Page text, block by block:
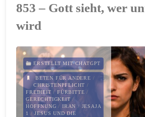
unsere
Verantwortung"
853 – Gott sieht, wer
wird
ERSTELLT MIT CHATGPT
BETEN FÜR ANDERE /
CHRISTENPFLICHT /
FREIHEIT /FÜRBITTE /
GERECHTIGKEIT /
HOFFNUNG / IRAN / JESAJA
1
/JESUS UND DIE